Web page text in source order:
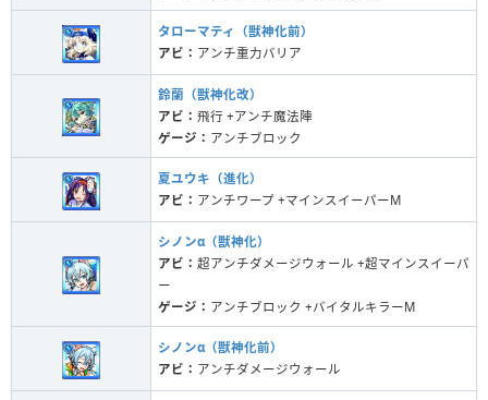
タローマティ（獣神化前）
アビ： アンチ重力バリア
鈴蘭（獣神化改）
アビ： 飛行 +アンチ魔法陣
ゲージ： アンチブロック
夏ユウキ（進化）
アビ： アンチワープ +マインスイーパーM
シノンα（獣神化）
アビ： 超アンチダメージウォール +超マインスイーパ
ー
ゲージ： アンチブロック +バイタルキラーM
シノンα（獣神化前）
アビ： アンチダメージウォール